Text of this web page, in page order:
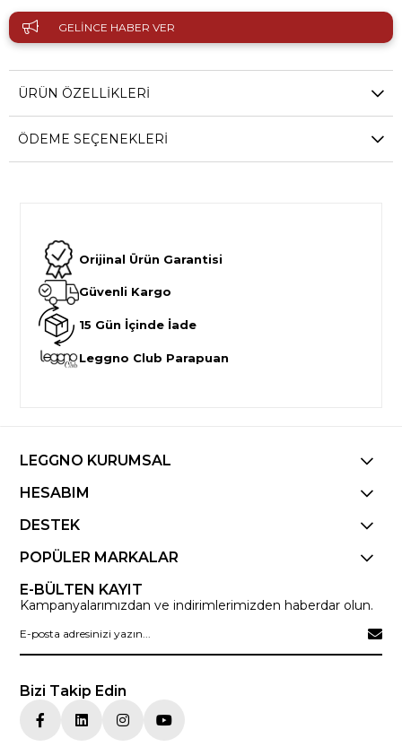
GELINCE HABER VER
ÜRÜN ÖZELLIKLERI
ÖDEME SEÇENEKLERI
Orijinal Ürün Garantisi
Güvenli Kargo
15 Gün İçinde İade
Leggno Club Parapuan
LEGGNO KURUMSAL
HESABIM
DESTEK
POPÜLER MARKALAR
E-BÜLTEN KAYIT
Kampanyalarımızdan ve indirimlerimizden haberdar olun.
Bizi Takip Edin